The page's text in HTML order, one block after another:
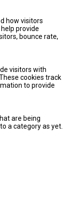
how visitors
provide
bounce rate,
visitors with
cookies track
to provide
are being
a category as yet.